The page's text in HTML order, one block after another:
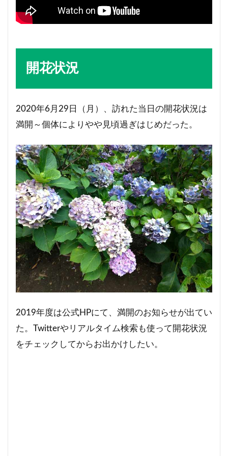
開花状況
2020年6月29日（月）、訪れた当日の開花状況は
満開～個体によりやや見頃過ぎはじめだった。
2019年度は公式HPにて、満開のお知らせが出てい
た。Twitterやリアルタイム検索も使って開花状況
をチェックしてからお出かけしたい。